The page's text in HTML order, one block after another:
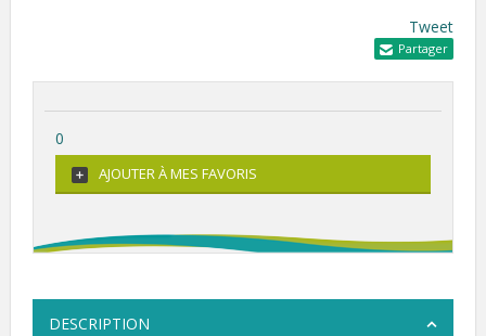
Tweet
Partager
0
AJOUTER À MES FAVORIS
DESCRIPTION